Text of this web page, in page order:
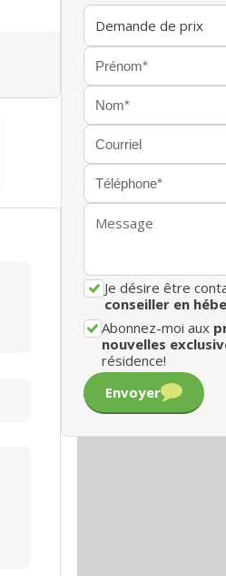
Je désire être
conseiller en
Abonnez-moi aux
nouvelles
résidence!
Envoyer